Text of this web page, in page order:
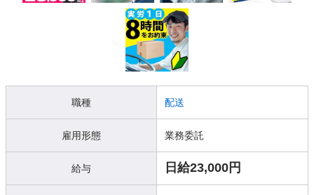
職種 配送
雇用形態 業務委託
給与 日給23,000円